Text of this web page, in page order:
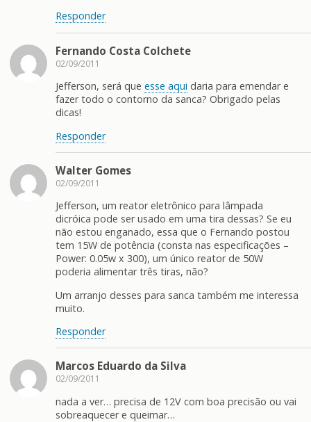
Responder
Fernando Costa Colchete
02/09/2011
Jefferson, será que esse aqui daria para emendar e
fazer todo o contorno da sanca? Obrigado pelas
dicas!
Responder
Walter Gomes
02/09/2011
Jefferson, um reator eletrônico para lâmpada
dicróica pode ser usado em uma tira dessas? Se eu
não estou enganado, essa que o Fernando postou
tem 15W de potência (consta nas especificações –
Power: 0.05w x 300), um único reator de 50W
poderia alimentar três tiras, não?
Um arranjo desses para sanca também me interessa
muito.
Responder
Marcos Eduardo da Silva
02/09/2011
nada a ver… precisa de 12V com boa precisão ou vai
sobreaquecer e queimar…